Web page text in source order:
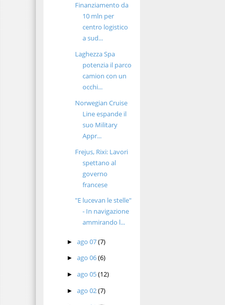
Finanziamento da
10 mln per
centro logistico
a sud...
Laghezza Spa
potenzia il parco
camion con un
occhi...
Norwegian Cruise
Line espande il
suo Military
Appr...
Frejus, Rixi: Lavori
spettano al
governo
francese
"E lucevan le stelle"
- In navigazione
ammirando l...
►ago 07(7)
►ago 06(6)
►ago 05(12)
►ago 02(7)